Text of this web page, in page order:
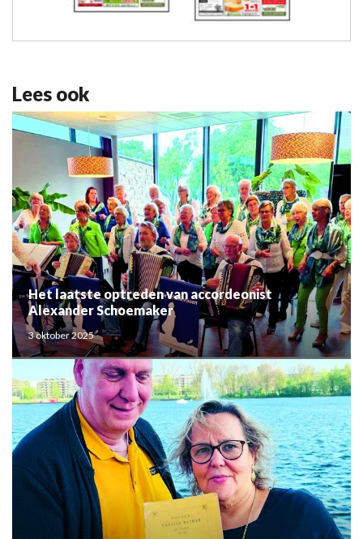
Lees ook
Het laatste optreden van accordeonist
Alexander Schoemaker
3 oktober 2025